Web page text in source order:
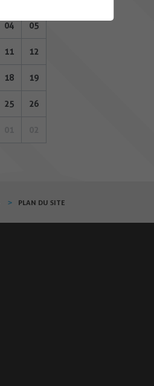
04 05
11 12
18 19
25 26
PLAN DU SITE